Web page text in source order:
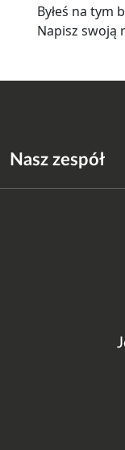
Byłeś na tym
Napisz swoją
Nasz zespół